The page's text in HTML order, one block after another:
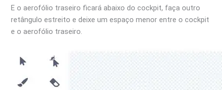
E o aerofólio traseiro ficará abaixo do cockpit, faça outro
retângulo estreito e deixe um espaço menor entre o cockpit
e o aerofólio traseiro.